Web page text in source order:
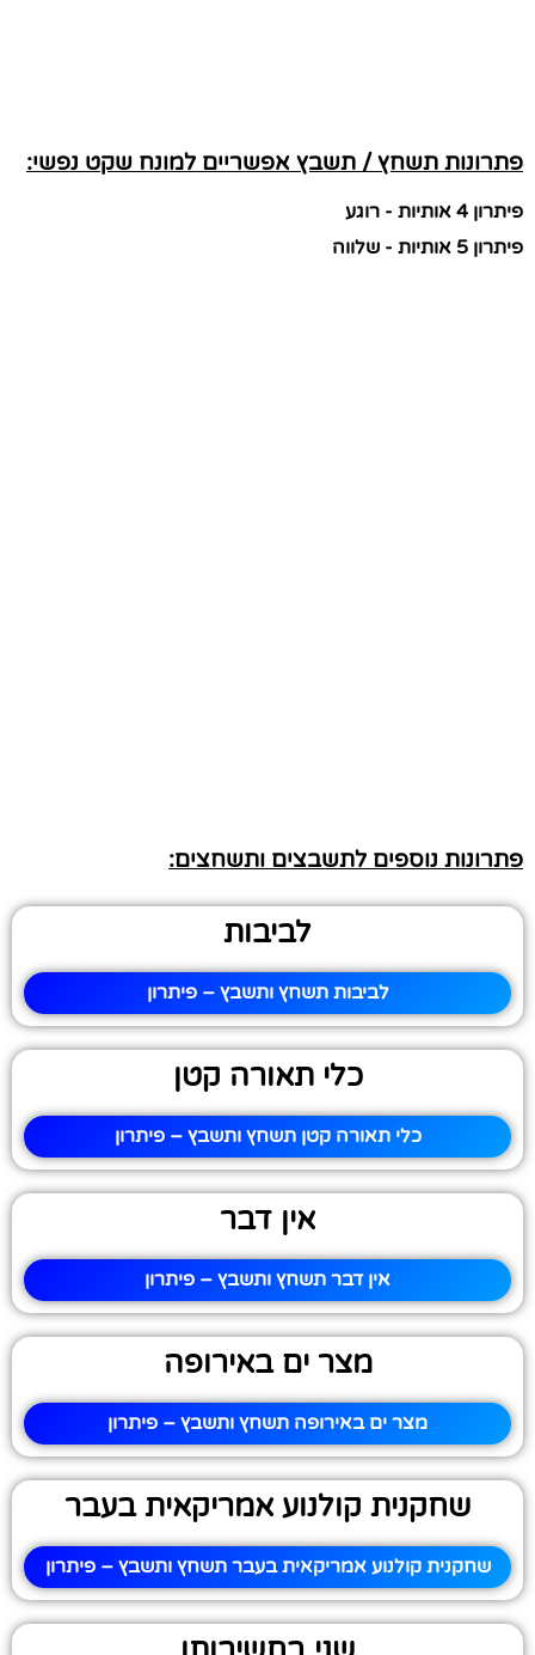
פתרונות תשחץ / תשבץ אפשריים למונח שקט נפשי:
פיתרון 4 אותיות - רוגע
פיתרון 5 אותיות - שלווה
פתרונות נוספים לתשבצים ותשחצים:
לביבות
לביבות תשחץ ותשבץ – פיתרון
כלי תאורה קטן
כלי תאורה קטן תשחץ ותשבץ – פיתרון
אין דבר
אין דבר תשחץ ותשבץ – פיתרון
מצר ים באירופה
מצר ים באירופה תשחץ ותשבץ – פיתרון
שחקנית קולנוע אמריקאית בעבר
שחקנית קולנוע אמריקאית בעבר תשחץ ותשבץ – פיתרון